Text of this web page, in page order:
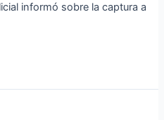
informó sobre la captura a